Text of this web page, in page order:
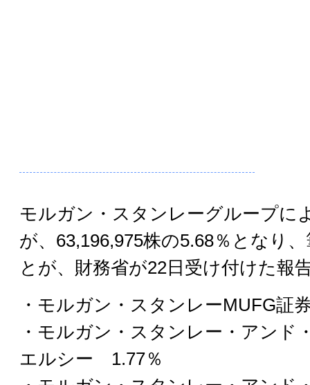
モルガン・スタンレーグループに
が、63,196,975株の5.68％となり
とが、財務省が22日受け付けた報
・モルガン・スタンレーMUFG証
・モルガン・スタンレー・アンド
エルシー 1.77％